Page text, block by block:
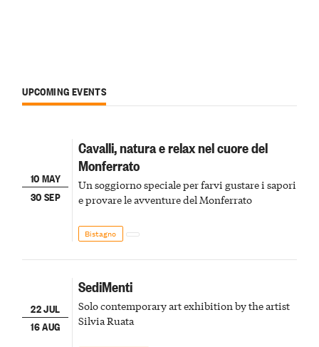
UPCOMING EVENTS
10 MAY
30 SEP
Cavalli, natura e relax nel cuore del
Monferrato
Un soggiorno speciale per farvi gustare i sapori
e provare le avventure del Monferrato
Bistagno
22 JUL
16 AUG
SediMenti
Solo contemporary art exhibition by the artist
Silvia Ruata